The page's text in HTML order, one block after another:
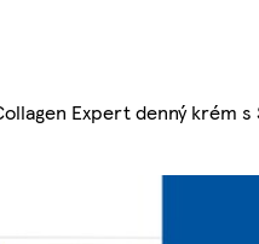
Expert denný krém s